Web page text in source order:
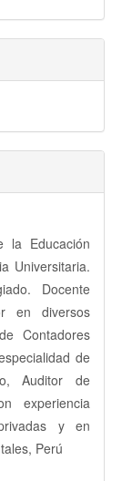
la Educación
Universitaria.
Docente
en diversos
Contadores
de
Auditor de
experiencia
y en
Perú